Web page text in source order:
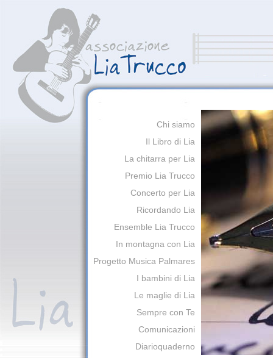
Chi siamo
Il Libro di Lia
La chitarra per Lia
Premio Lia Trucco
Concerto per Lia
Ricordando Lia
Ensemble Lia Trucco
In montagna con Lia
Progetto Musica Palmares
I bambini di Lia
Le maglie di Lia
Sempre con Te
Comunicazioni
Diarioquaderno